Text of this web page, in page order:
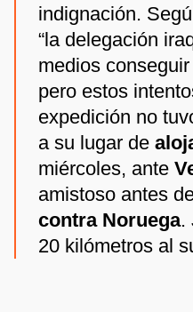
indignación.
“la delegación
medios conseguir
pero estos
expedición no
a su lugar de
miércoles, ante
amistoso antes
contra Noruega.
20 kilómetros al